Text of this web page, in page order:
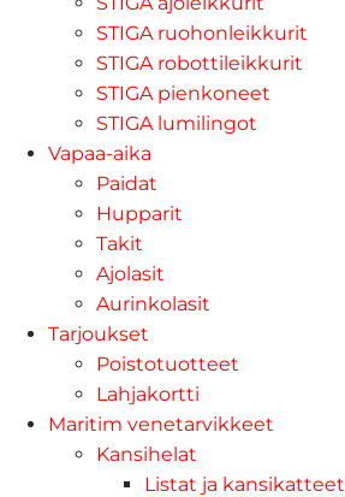
STIGA ruohonleikkurit
STIGA robottileikkurit
STIGA pienkoneet
STIGA lumilingot
Vapaa-aika
Paidat
Hupparit
Takit
Ajolasit
Aurinkolasit
Tarjoukset
Poistotuotteet
Lahjakortti
Maritim venetarvikkeet
Kansihelat
Listat ja kansikatteet